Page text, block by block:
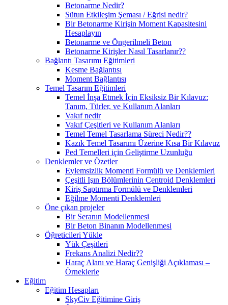
Betonarme Nedir?
Sütun Etkileşim Şeması / Eğrisi nedir?
Bir Betonarme Kirişin Moment Kapasitesini
Hesaplayın
Betonarme ve Öngerilmeli Beton
Betonarme Kirişler Nasıl Tasarlanır??
Bağlantı Tasarımı Eğitimleri
Kesme Bağlantısı
Moment Bağlantısı
Temel Tasarım Eğitimleri
Temel İnşa Etmek İçin Eksiksiz Bir Kılavuz:
Tanım, Türler, ve Kullanım Alanları
Vakıf nedir
Vakıf Çeşitleri ve Kullanım Alanları
Temel Temel Tasarlama Süreci Nedir??
Kazık Temel Tasarımı Üzerine Kısa Bir Kılavuz
Ped Temelleri için Geliştirme Uzunluğu
Denklemler ve Özetler
Eylemsizlik Momenti Formülü ve Denklemleri
Çeşitli Işın Bölümlerinin Centroid Denklemleri
Kiriş Saptırma Formülü ve Denklemleri
Eğilme Momenti Denklemleri
Öne çıkan projeler
Bir Seranın Modellenmesi
Bir Beton Binanın Modellenmesi
Öğreticileri Yükle
Yük Çeşitleri
Frekans Analizi Nedir??
Haraç Alanı ve Haraç Genişliği Açıklaması –
Örneklerle
Eğitim
Eğitim Hesapları
SkyCiv Eğitimine Giriş